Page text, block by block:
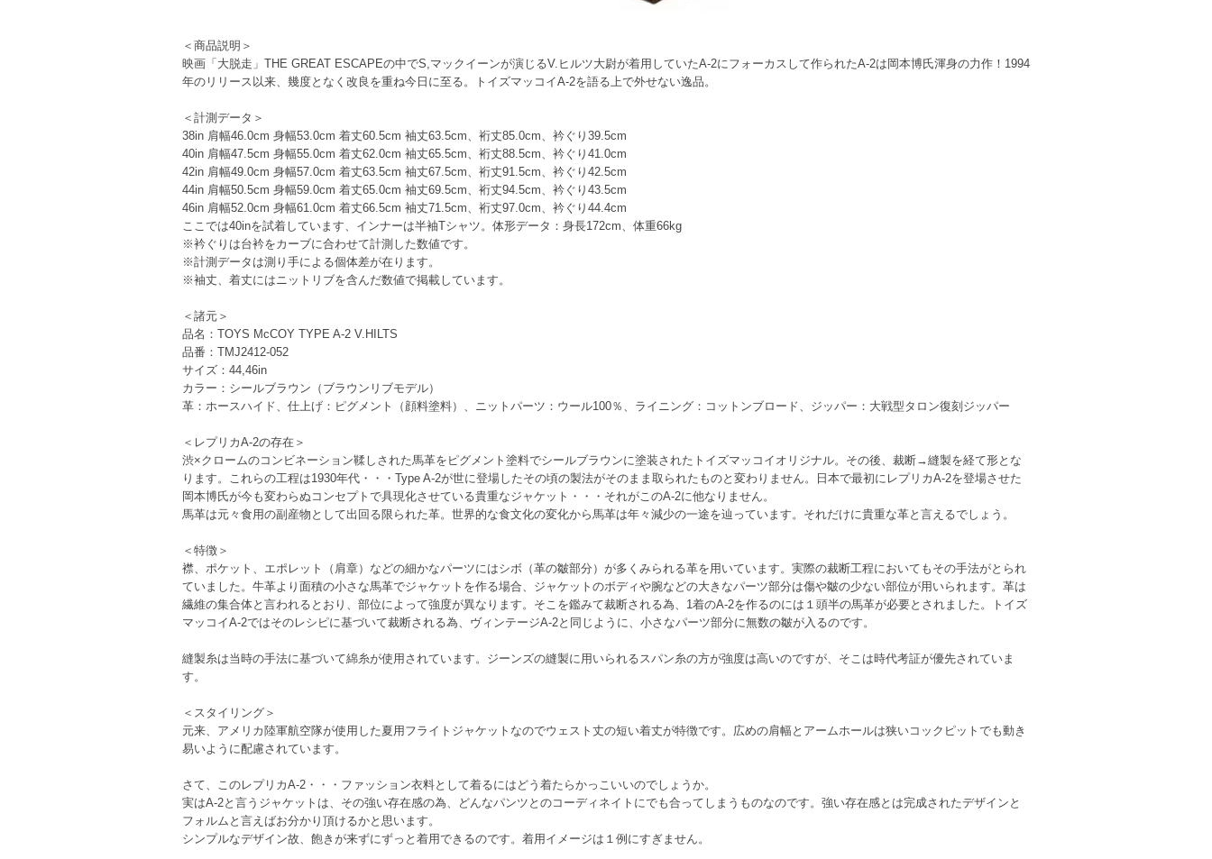
＜商品説明＞
映画「大脱走」THE GREAT ESCAPEの中でS,マックイーンが演じるV.ヒルツ大尉が着用していたA-2にフォーカスして作られたA-2は岡本博氏渾身の力作！1994
年のリリース以来、幾度となく改良を重ね今日に至る。トイズマッコイA-2を語る上で外せない逸品。
＜計測データ＞
38in 肩幅46.0cm 身幅53.0cm 着丈60.5cm 袖丈63.5cm、裄丈85.0cm、衿ぐり39.5cm
40in 肩幅47.5cm 身幅55.0cm 着丈62.0cm 袖丈65.5cm、裄丈88.5cm、衿ぐり41.0cm
42in 肩幅49.0cm 身幅57.0cm 着丈63.5cm 袖丈67.5cm、裄丈91.5cm、衿ぐり42.5cm
44in 肩幅50.5cm 身幅59.0cm 着丈65.0cm 袖丈69.5cm、裄丈94.5cm、衿ぐり43.5cm
46in 肩幅52.0cm 身幅61.0cm 着丈66.5cm 袖丈71.5cm、裄丈97.0cm、衿ぐり44.4cm
ここでは40inを試着しています、インナーは半袖Tシャツ。体形データ：身長172cm、体重66kg
※衿ぐりは台衿をカーブに合わせて計測した数値です。
※計測データは測り手による個体差が在ります。
※袖丈、着丈にはニットリブを含んだ数値で掲載しています。
＜諸元＞
品名：TOYS McCOY TYPE A-2 V.HILTS
品番：TMJ2412-052
サイズ：44,46in
カラー：シールブラウン（ブラウンリブモデル）
革：ホースハイド、仕上げ：ピグメント（顔料塗料）、ニットパーツ：ウール100％、ライニング：コットンブロード、ジッパー：大戦型タロン復刻ジッパー
＜レプリカA-2の存在＞
渋×クロームのコンビネーション鞣しされた馬革をピグメント塗料でシールブラウンに塗装されたトイズマッコイオリジナル。その後、裁断→縫製を経て形とな
ります。これらの工程は1930年代・・・Type A-2が世に登場したその頃の製法がそのまま取られたものと変わりません。日本で最初にレプリカA-2を登場させた
岡本博氏が今も変わらぬコンセプトで具現化させている貴重なジャケット・・・それがこのA-2に他なりません。
馬革は元々食用の副産物として出回る限られた革。世界的な食文化の変化から馬革は年々減少の一途を辿っています。それだけに貴重な革と言えるでしょう。
＜特徴＞
襟、ポケット、エポレット（肩章）などの細かなパーツにはシボ（革の皺部分）が多くみられる革を用いています。実際の裁断工程においてもその手法がとられ
ていました。牛革より面積の小さな馬革でジャケットを作る場合、ジャケットのボディや腕などの大きなパーツ部分は傷や皺の少ない部位が用いられます。革は
繊維の集合体と言われるとおり、部位によって強度が異なります。そこを鑑みて裁断される為、1着のA-2を作るのには１頭半の馬革が必要とされました。トイズ
マッコイA-2ではそのレシピに基づいて裁断される為、ヴィンテージA-2と同じように、小さなパーツ部分に無数の皺が入るのです。
縫製糸は当時の手法に基づいて綿糸が使用されています。ジーンズの縫製に用いられるスパン糸の方が強度は高いのですが、そこは時代考証が優先されていま
す。
＜スタイリング＞
元来、アメリカ陸軍航空隊が使用した夏用フライトジャケットなのでウェスト丈の短い着丈が特徴です。広めの肩幅とアームホールは狭いコックピットでも動き
易いように配慮されています。
さて、このレプリカA-2・・・ファッション衣料として着るにはどう着たらかっこいいのでしょうか。
実はA-2と言うジャケットは、その強い存在感の為、どんなパンツとのコーディネイトにでも合ってしまうものなのです。強い存在感とは完成されたデザインと
フォルムと言えばお分かり頂けるかと思います。
シンプルなデザイン故、飽きが来ずにずっと着用できるのです。着用イメージは１例にすぎません。